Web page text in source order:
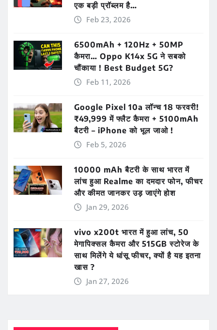
एक बड़ी प्रॉब्लम है…
Feb 23, 2026
6500mAh + 120Hz + 50MP
कैमरा… Oppo K14x 5G ने सबको
चौंकाया ! Best Budget 5G?
Feb 11, 2026
Google Pixel 10a लॉन्च 18 फरवरी!
₹49,999 में फ्लैट कैमरा + 5100mAh
बैटरी – iPhone को भूल जाओ !
Feb 5, 2026
10000 mAh बैटरी के साथ भारत में
लांच हुआ Realme का दमदार फोन, फीचर
और कीमत जानकर उड़ जाएंगे होश
Jan 29, 2026
vivo x200t भारत में हुआ लांच, 50
मेगापिक्सल कैमरा और 515GB स्टोरेज के
साथ मिलेंगे ये धांसू फीचर, क्यों है यह इतना
खास ?
Jan 27, 2026